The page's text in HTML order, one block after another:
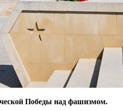
Победы над фашизмом.